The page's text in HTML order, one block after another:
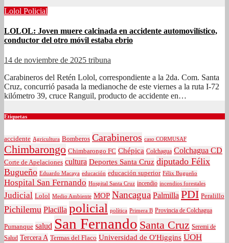
Lolol Policial
LOLOL: Joven muere calcinada en accidente automovilístico,
conductor del otro móvil estaba ebrio
14 de noviembre de 2025 tribuna
Carabineros del Retén Lolol, correspondiente a la 2da. Com. Santa
Cruz, concurrió pasada la medianoche de este viernes a la ruta I-72
kilómetro 39, cruce Ranguil, producto de accidente en…
Etiquetas
accidente Agricultura Bomberos Carabineros caso CORMUSAF
Chimbarongo Chimbarongo FC Chépica Colchagua Colchagua CD
Corte de Apelaciones cultura Deportes Santa Cruz diputado Félix
Bugueño Eduardo Macaya educación educación superior Félix Bugueño
Hospital San Fernando Hospital Santa Cruz incendio incendios forestales
Judicial Lolol Medio Ambiente MOP Nancagua Palmilla PDI Peralillo
Pichilemu Placilla policial política Primera B Provincia de Colchagua
Pumanque salud San Fernando Santa Cruz Seremi de
Salud Tercera A Termas del Flaco Universidad de O'Higgins UOH